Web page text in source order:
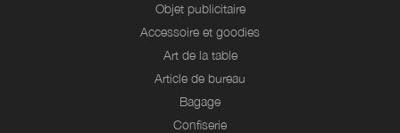
Objet publicitaire
Accessoire et goodies
Art de la table
Article de bureau
Bagage
Confiserie